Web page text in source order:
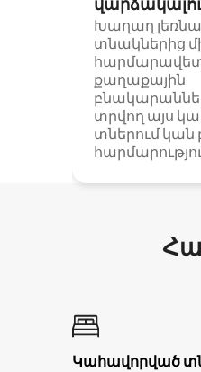
Խաղաղ
տնակներից
քաղաքային
տրվող այս
տներում կան
Կահավորված